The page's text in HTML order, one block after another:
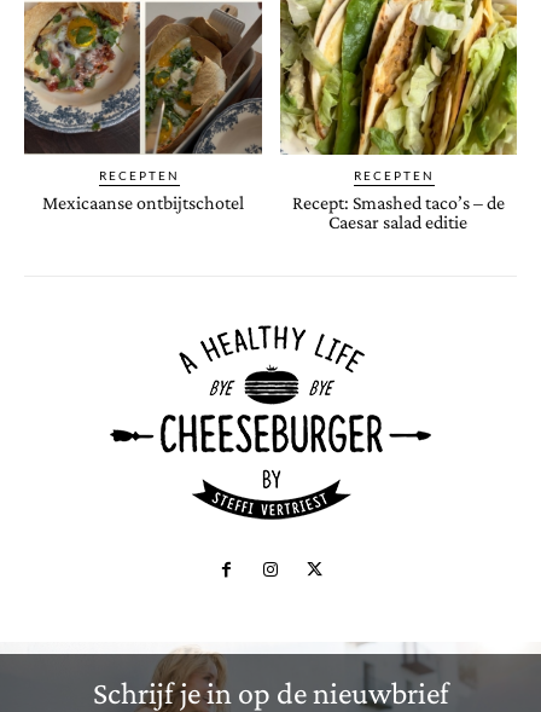
RECEPTEN
Mexicaanse ontbijtschotel
RECEPTEN
Recept: Smashed taco’s – de
Caesar salad editie
Schrijf je in op de nieuwbrief